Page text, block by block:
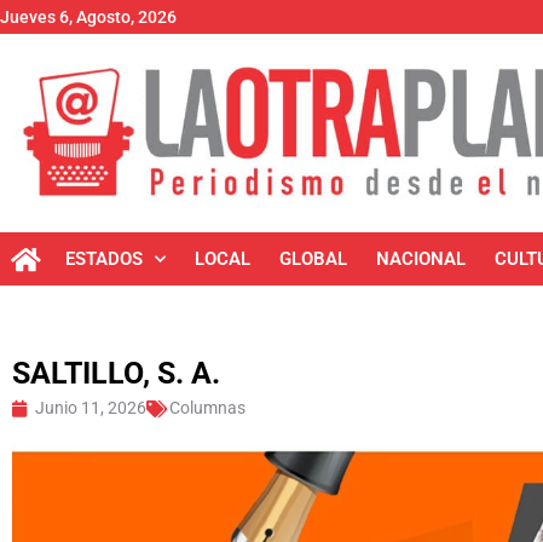
Jueves 6, Agosto, 2026
ESTADOS LOCAL GLOBAL NACIONAL
SALTILLO, S. A.
Junio 11, 2026 Columnas